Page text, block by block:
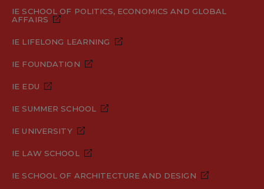
IE SCHOOL OF POLITICS, ECONOMICS AND GLOBAL
AFFAIRS
IE LIFELONG LEARNING
IE FOUNDATION
IE EDU
IE SUMMER SCHOOL
IE UNIVERSITY
IE LAW SCHOOL
IE SCHOOL OF ARCHITECTURE AND DESIGN